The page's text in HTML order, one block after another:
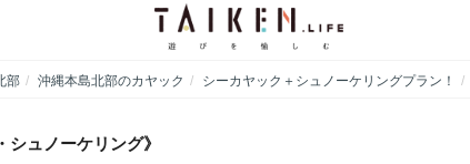
部 沖縄本島北部のカヤック シーカヤック＋シュノーケリングプラン！
シュノーケリング》